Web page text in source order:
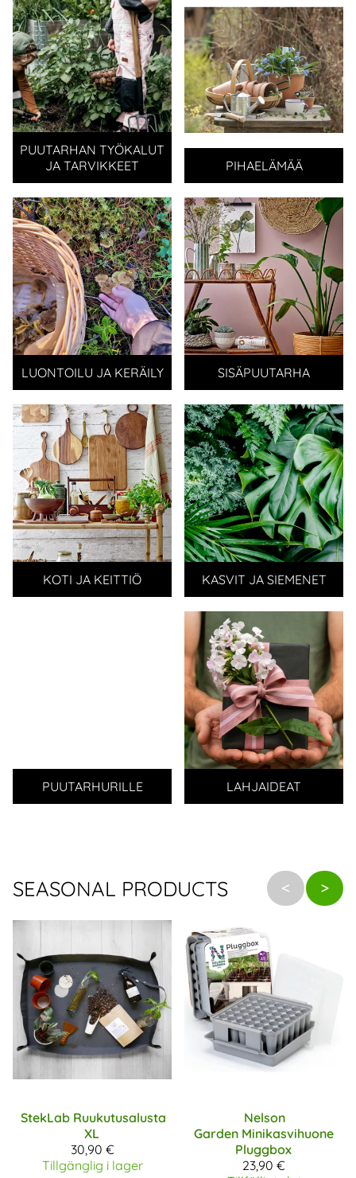
PUUTARHAN TYÖKALUT
JA TARVIKKEET
PIHAELÄMÄÄ
LUONTOILU JA KERÄILY SISÄPUUTARHA
KOTI JA KEITTIÖ KASVIT JA SIEMENET
PUUTARHURILLE LAHJAIDEAT
SEASONAL PRODUCTS
StekLab Ruukutusalusta
XL
30,90 €
Tillgänglig i lager
Nelson
Garden Minikasvihuone
Pluggbox
23,90 €